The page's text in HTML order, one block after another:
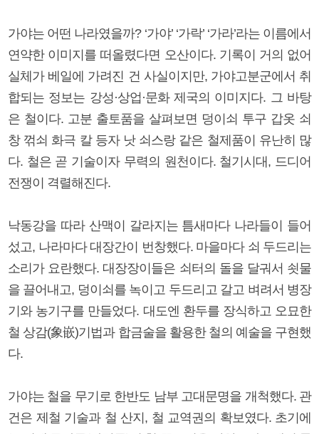
가야는 어떤 나라였을까? ‘가야’ ‘가락’ ‘가라’라는 이름에서
연약한 이미지를 떠올렸다면 오산이다. 기록이 거의 없어
실체가 베일에 가려진 건 사실이지만, 가야고분군에서 취
합되는 정보는 강성·상업·문화 제국의 이미지다. 그 바탕
은 철이다. 고분 출토품을 살펴보면 덩이쇠 투구 갑옷 쇠
창 꺾쇠 화극 칼 등자 낫 쇠스랑 같은 철제품이 유난히 많
다. 철은 곧 기술이자 무력의 원천이다. 철기시대, 드디어
전쟁이 격렬해진다.
낙동강을 따라 산맥이 갈라지는 틈새마다 나라들이 들어
섰고, 나라마다 대장간이 번창했다. 마을마다 쇠 두드리는
소리가 요란했다. 대장장이들은 쇠터의 돌을 달궈서 쇳물
을 끌어내고, 덩이쇠를 녹이고 두드리고 갈고 벼려서 병장
기와 농기구를 만들었다. 대도엔 환두를 장식하고 오묘한
철 상감(象嵌)기법과 합금술을 활용한 철의 예술을 구현했
다.
가야는 철을 무기로 한반도 남부 고대문명을 개척했다. 관
건은 제철 기술과 철 산지, 철 교역권의 확보였다. 초기에